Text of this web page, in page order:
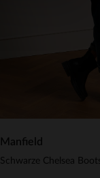
Manfield
Schwarze Chelsea